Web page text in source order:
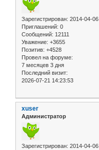
Зарегистрирован: 2014-04-06
Приглашений: 0
Сообщений: 12111
Уважение: +3655
Позитив: +4528
Провел на форуме:
7 месяцев 3 дня
Последний визит:
2026-07-21 14:23:53
xuser
Администратор
Зарегистрирован: 2014-04-06